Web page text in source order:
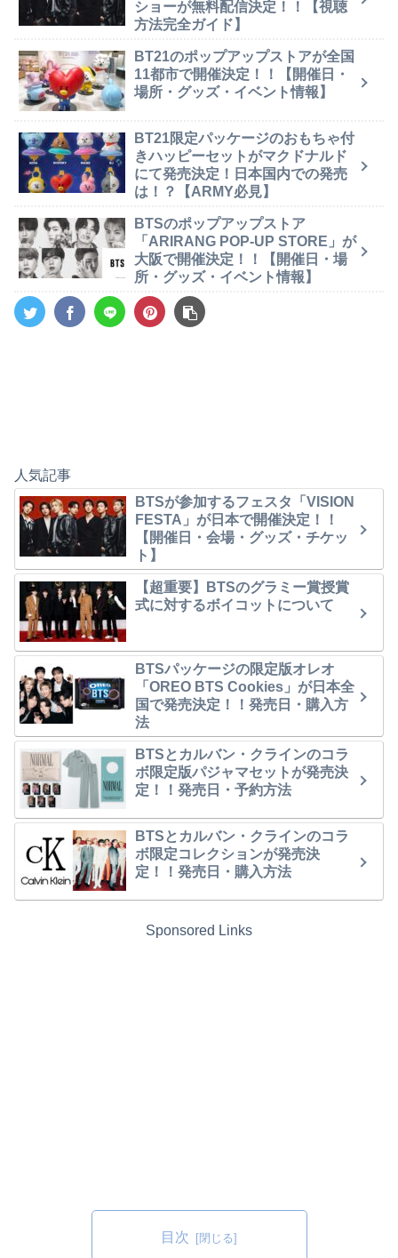
ショーが無料配信決定！！【視聴
方法完全ガイド】
BT21のポップアップストアが全国
11都市で開催決定！！【開催日・
場所・グッズ・イベント情報】
BT21限定パッケージのおもちゃ付
きハッピーセットがマクドナルド
にて発売決定！日本国内での発売
は！？【ARMY必見】
BTSのポップアップストア
「ARIRANG POP-UP STORE」が
大阪で開催決定！！【開催日・場
所・グッズ・イベント情報】
人気記事
BTSが参加するフェスタ「VISION
FESTA」が日本で開催決定！！
【開催日・会場・グッズ・チケッ
ト】
【超重要】BTSのグラミー賞授賞
式に対するボイコットについて
BTSパッケージの限定版オレオ
「OREO BTS Cookies」が日本全
国で発売決定！！発売日・購入方
法
BTSとカルバン・クラインのコラ
ボ限定版パジャマセットが発売決
定！！発売日・予約方法
BTSとカルバン・クラインのコラ
ボ限定コレクションが発売決
定！！発売日・購入方法
Sponsored Links
目次